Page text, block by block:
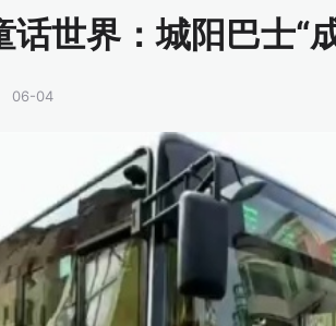
话世界：城阳巴士“
06-04